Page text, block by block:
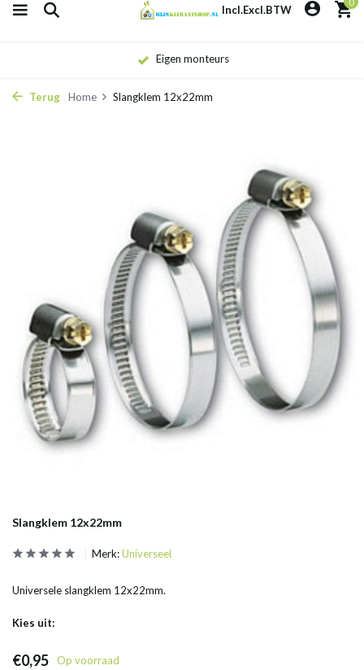
Incl.Excl.BTW
Eigen monteurs
Terug Home Slangklem 12x22mm
Slangklem 12x22mm
Merk:Universeel
Universele slangklem 12x22mm.
Kies uit:
€0,95
Op voorraad